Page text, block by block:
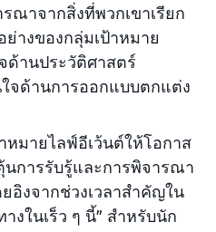
ณาจากสิ่งที่พวกเขาเรียก
างของกลุ่มเป้าหมาย
ด้านประวัติศาสตร์
จด้านการออกแบบตกแต่ง
หมายไลฟ์อีเว้นต์ให้โอกาส
การรับรู้และการพิจารณา
อิงจากช่วงเวลาสำคัญใน
งในเร็ว ๆ นี้” สำหรับนัก